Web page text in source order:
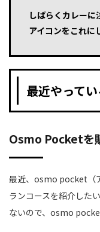
しばらくカレーに
アイコンをこれに
最近やって
Osmo Pocketを
最近、osmo pocket（
ランコースを紹介した
ないので、osmo